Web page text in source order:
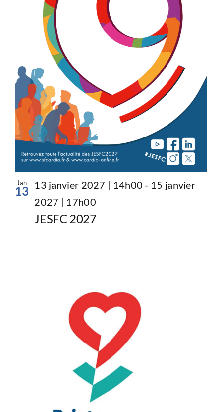
Jan
13
JESFC 2027
13 janvier 2027 | 14h00 - 15 janvier
2027 | 17h00